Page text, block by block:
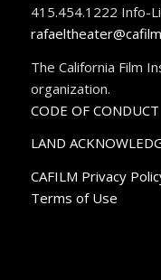
415.454.1222 Info-
The California Film
organization.
CODE OF CONDUCT
LAND
CAFILM Privacy
Terms of Use